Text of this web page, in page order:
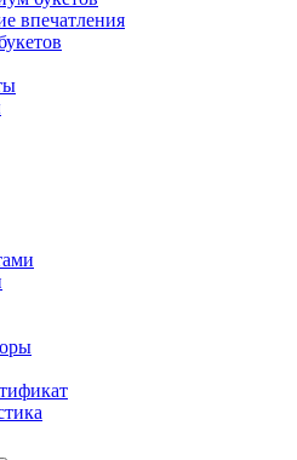
впечатления